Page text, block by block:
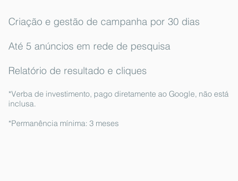
Criação e gestão de campanha por 30 dias
Até 5 anúncios em rede de pesquisa
Relatório de resultado e cliques
*Verba de investimento, pago diretamente ao Google, não está
inclusa.
*Permanência mínima: 3 meses